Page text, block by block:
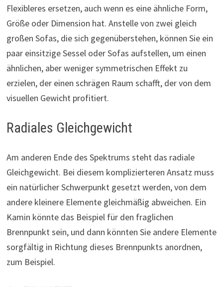
Flexibleres ersetzen, auch wenn es eine ähnliche Form,
Größe oder Dimension hat. Anstelle von zwei gleich
großen Sofas, die sich gegenüberstehen, können Sie ein
paar einsitzige Sessel oder Sofas aufstellen, um einen
ähnlichen, aber weniger symmetrischen Effekt zu
erzielen, der einen schrägen Raum schafft, der von dem
visuellen Gewicht profitiert.
Radiales Gleichgewicht
Am anderen Ende des Spektrums steht das radiale
Gleichgewicht. Bei diesem komplizierteren Ansatz muss
ein natürlicher Schwerpunkt gesetzt werden, von dem
andere kleinere Elemente gleichmäßig abweichen. Ein
Kamin könnte das Beispiel für den fraglichen
Brennpunkt sein, und dann könnten Sie andere Elemente
sorgfältig in Richtung dieses Brennpunkts anordnen,
zum Beispiel.